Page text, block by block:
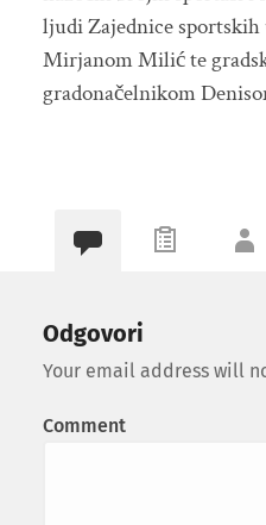
ljudi Zajednice sportskih
Mirjanom Milić te
gradonačelnikom
Odgovori
Your email address will
Comment